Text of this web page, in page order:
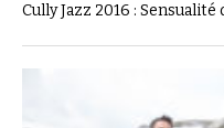
Cully Jazz 2016 :